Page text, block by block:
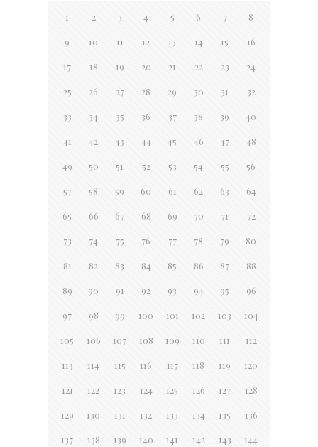
1 2 3 4 5 6 7 8
9 10 11 12 13 14 15 16
17 18 19 20 21 22 23 24
25 26 27 28 29 30 31 32
33 34 35 36 37 38 39 40
41 42 43 44 45 46 47 48
49 50 51 52 53 54 55 56
57 58 59 60 61 62 63 64
65 66 67 68 69 70 71 72
73 74 75 76 77 78 79 80
81 82 83 84 85 86 87 88
89 90 91 92 93 94 95 96
97 98 99 100 101 102 103 104
105 106 107 108 109 110 111 112
113 114 115 116 117 118 119 120
121 122 123 124 125 126 127 128
129 130 131 132 133 134 135 136
137 138 139 140 141 142 143 144